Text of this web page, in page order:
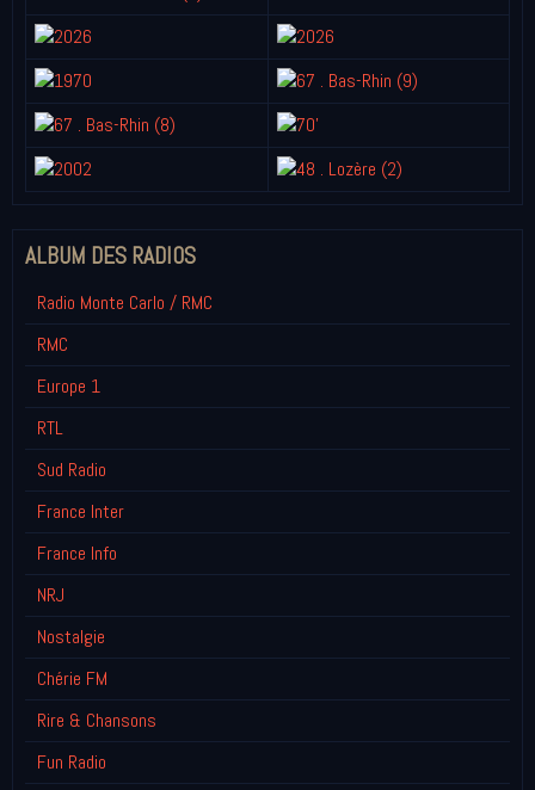
ALBUM DES RADIOS
Radio Monte Carlo / RMC
RMC
Europe 1
RTL
Sud Radio
France Inter
France Info
NRJ
Nostalgie
Chérie FM
Rire & Chansons
Fun Radio